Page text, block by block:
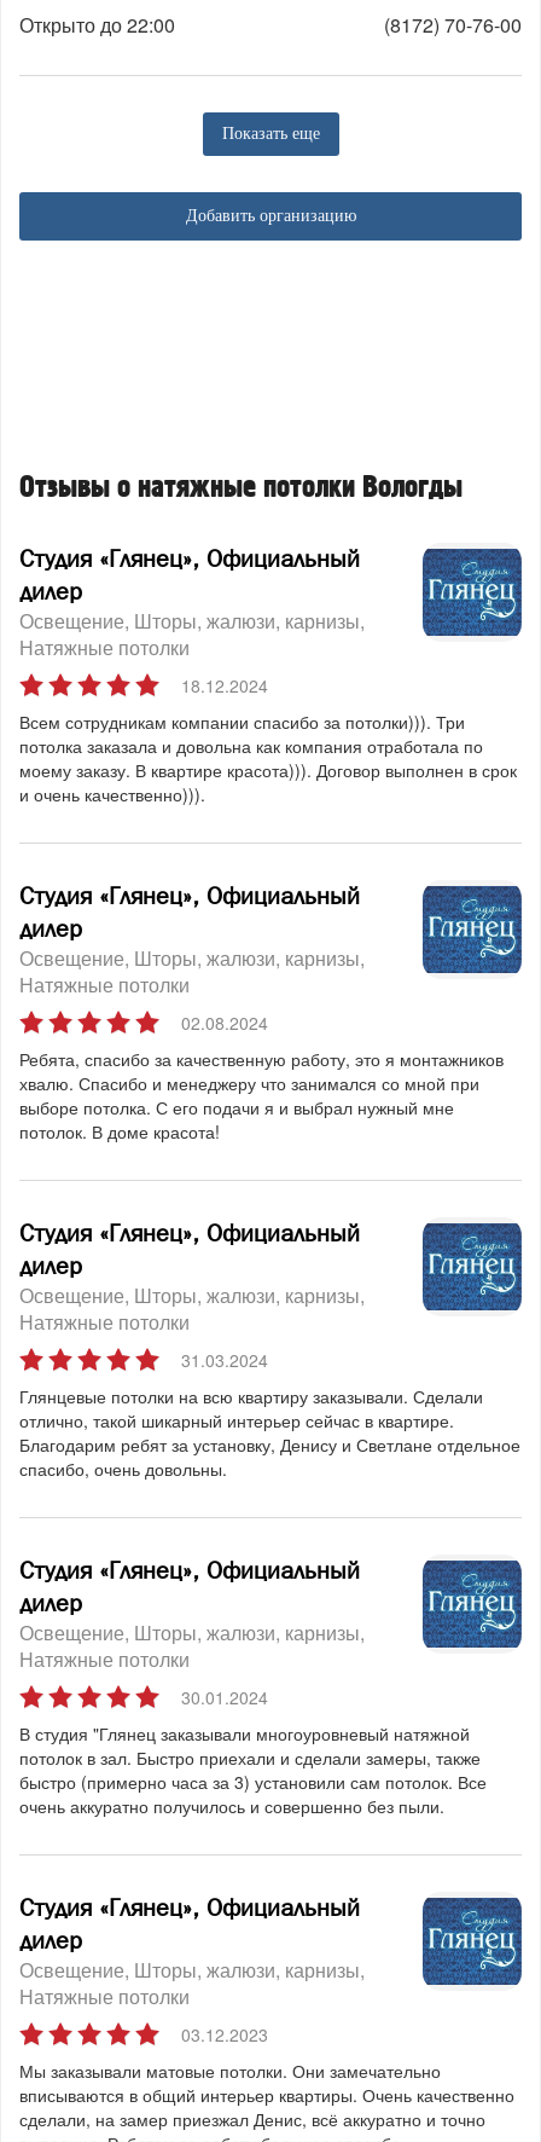
Открыто до 22:00 (8172) 70-76-00
Показать еще
Добавить организацию
Отзывы о натяжные потолки Вологды
Студия «Глянец», Официальный
дилер
Освещение Шторы, жалюзи, карнизы
Натяжные потолки
18.12.2024
Всем сотрудникам компании спасибо за потолки))). Три
потолка заказала и довольна как компания отработала по
моему заказу. В квартире красота))). Договор выполнен в срок
и очень качественно))).
Студия «Глянец», Официальный
дилер
Освещение Шторы, жалюзи, карнизы
Натяжные потолки
02.08.2024
Ребята, спасибо за качественную работу, это я монтажников
хвалю. Спасибо и менеджеру что занимался со мной при
выборе потолка. С его подачи я и выбрал нужный мне
потолок. В доме красота!
Студия «Глянец», Официальный
дилер
Освещение Шторы, жалюзи, карнизы
Натяжные потолки
31.03.2024
Глянцевые потолки на всю квартиру заказывали. Сделали
отлично, такой шикарный интерьер сейчас в квартире.
Благодарим ребят за установку, Денису и Светлане отдельное
спасибо, очень довольны.
Студия «Глянец», Официальный
дилер
Освещение Шторы, жалюзи, карнизы
Натяжные потолки
30.01.2024
В студия "Глянец заказывали многоуровневый натяжной
потолок в зал. Быстро приехали и сделали замеры, также
быстро (примерно часа за 3) установили сам потолок. Все
очень аккуратно получилось и совершенно без пыли.
Студия «Глянец», Официальный
дилер
Освещение Шторы, жалюзи, карнизы
Натяжные потолки
03.12.2023
Мы заказывали матовые потолки. Они замечательно
вписываются в общий интерьер квартиры. Очень качественно
сделали, на замер приезжал Денис, всё аккуратно и точно